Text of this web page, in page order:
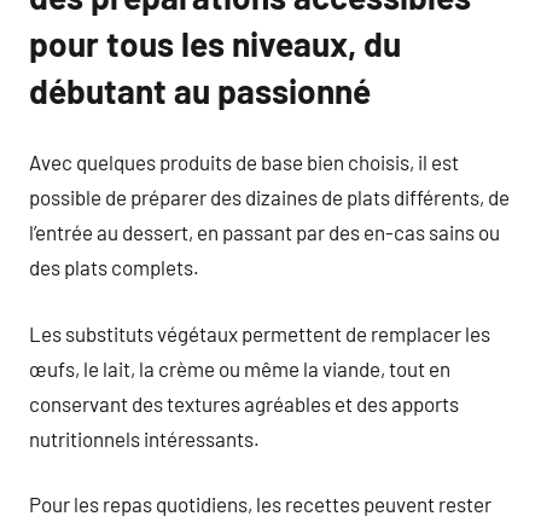
pour tous les niveaux, du
débutant au passionné
Avec quelques produits de base bien choisis, il est
possible de préparer des dizaines de plats différents, de
l’entrée au dessert, en passant par des en-cas sains ou
des plats complets.
Les substituts végétaux permettent de remplacer les
œufs, le lait, la crème ou même la viande, tout en
conservant des textures agréables et des apports
nutritionnels intéressants.
Pour les repas quotidiens, les recettes peuvent rester